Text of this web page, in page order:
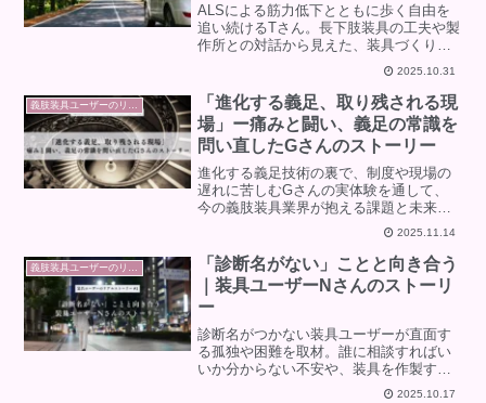
ALSによる筋力低下とともに歩く自由を
追い続けるTさん。長下肢装具の工夫や製
作所との対話から見えた、装具づくりと
生活の質の関係を紹介します。提案
②（装具作製・意思疎通を重視）
2025.10.31
義肢装具ユーザーのリアルストーリー
「進化する義足、取り残される現
場」ー痛みと闘い、義足の常識を
問い直したGさんのストーリー
進化する義足技術の裏で、制度や現場の
遅れに苦しむGさんの実体験を通して、
今の義肢装具業界が抱える課題と未来へ
2025.11.14
「診断名がない」ことと向き合う
｜装具ユーザーNさんのストーリ
ー
診断名がつかない装具ユーザーが直面す
る孤独や困難を取材。誰に相談すればい
いか分からない不安や、装具を作製する
うえでの困難と乗り越え方を考えます。
2025.10.17